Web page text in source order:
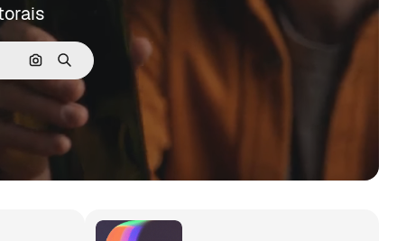
Pesquisar por imagem
Buscar